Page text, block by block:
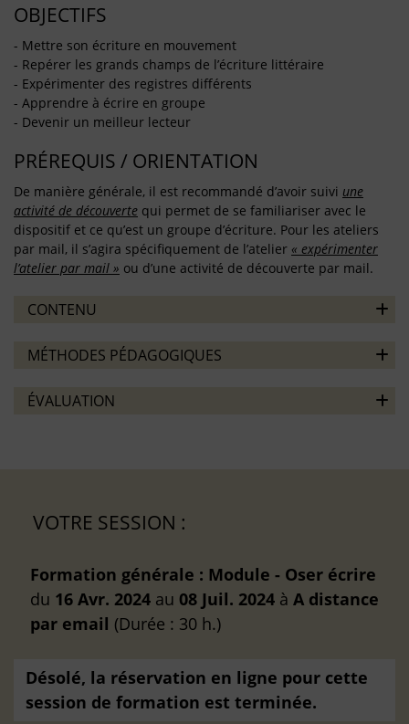
OBJECTIFS
- Mettre son écriture en mouvement
- Repérer les grands champs de l’écriture littéraire
- Expérimenter des registres différents
- Apprendre à écrire en groupe
- Devenir un meilleur lecteur
PRÉREQUIS / ORIENTATION
De manière générale, il est recommandé d’avoir suivi une
activité de découverte qui permet de se familiariser avec le
dispositif et ce qu’est un groupe d’écriture. Pour les ateliers
par mail, il s’agira spécifiquement de l’atelier « expérimenter
l’atelier par mail » ou d’une activité de découverte par mail.
CONTENU
MÉTHODES PÉDAGOGIQUES
ÉVALUATION
VOTRE SESSION :
Formation générale : Module - Oser écrire
du 16 Avr. 2024 au 08 Juil. 2024 à A distance
par email (Durée : 30 h.)
Désolé, la réservation en ligne pour cette
session de formation est terminée.